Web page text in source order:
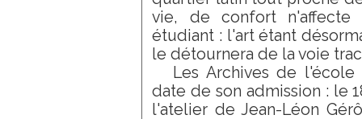
vie, de confort n'affecte
étudiant : l'art étant
le détournera de la voie
Les Archives de
date de son admission : le
l'atelier de Jean-Léon